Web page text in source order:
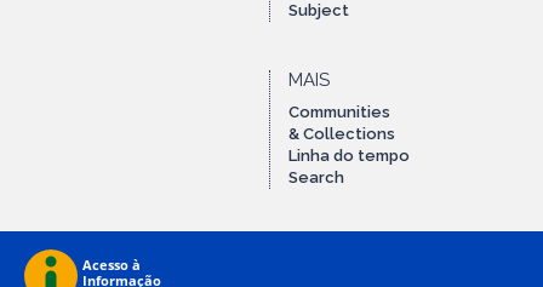
Subject
MAIS
Communities
& Collections
Linha do tempo
Search